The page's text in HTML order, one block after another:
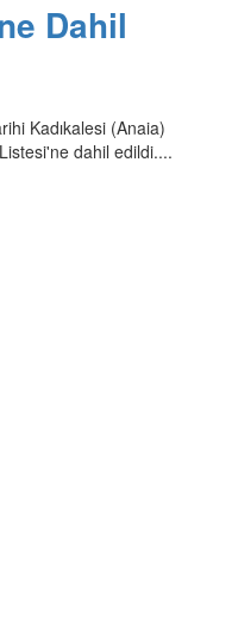
Dahil
Kadıkalesi (Anaia)
dahil edildi....